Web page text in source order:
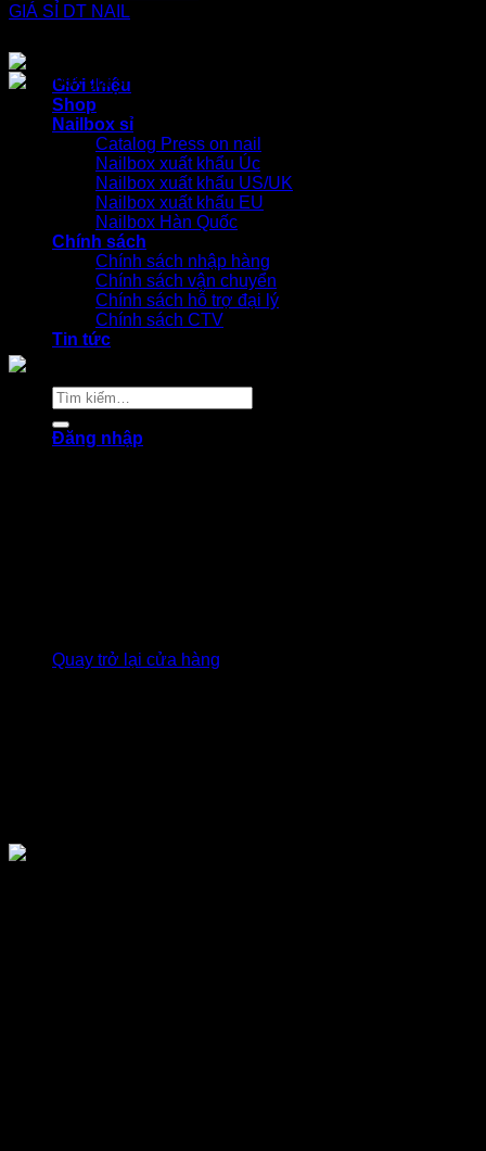
Giới thiệu
Shop
Nailbox sỉ
Catalog Press on nail
Nailbox xuất khẩu Úc
Nailbox xuất khẩu US/UK
Nailbox xuất khẩu EU
Nailbox Hàn Quốc
Chính sách
Chính sách nhập hàng
Chính sách vận chuyển
Chính sách hỗ trợ đại lý
Chính sách CTV
Tin tức
Tìm
kiếm:
Đăng nhập
Quay trở lại cửa hàng